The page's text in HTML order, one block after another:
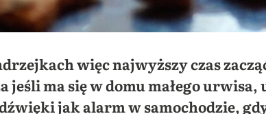
więc najwyższy czas
jeśli ma się w domu małego
jak alarm w samochodzie,